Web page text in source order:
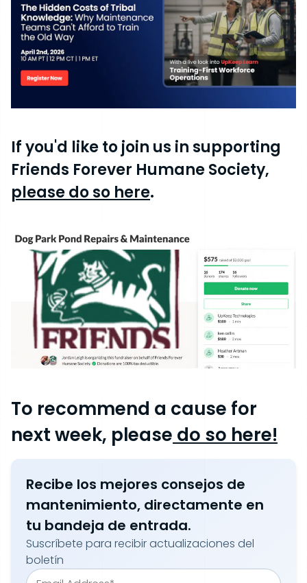
If you'd like to join us in supporting
Friends Forever Humane Society,
please do so here.
To recommend a cause for
next week, please do so here!
Recibe los mejores consejos de
mantenimiento, directamente en
tu bandeja de entrada.
Suscríbete para recibir actualizaciones del
boletín